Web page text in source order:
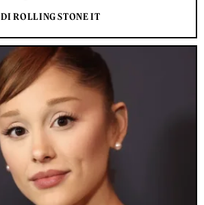
DI ROLLING STONE IT